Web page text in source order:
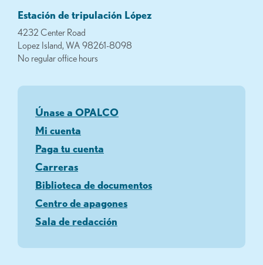
Estación de tripulación López
4232 Center Road
Lopez Island, WA 98261-8098
No regular office hours
Únase a OPALCO
Mi cuenta
Paga tu cuenta
Carreras
Biblioteca de documentos
Centro de apagones
Sala de redacción